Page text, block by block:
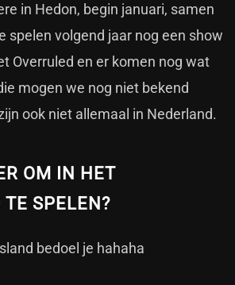
in Hedon, begin januari, samen
spelen volgend jaar nog een show
Overruled en er komen nog wat
mogen we nog niet bekend
ook niet allemaal in Nederland.
OM IN HET
SPELEN?
bedoel je hahaha